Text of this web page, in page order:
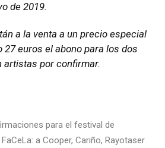
de 2019.
a la venta a un precio especial
27 euros el abono para los dos
artistas por confirmar.
para el festival de
a Cooper, Cariño, Rayotaser